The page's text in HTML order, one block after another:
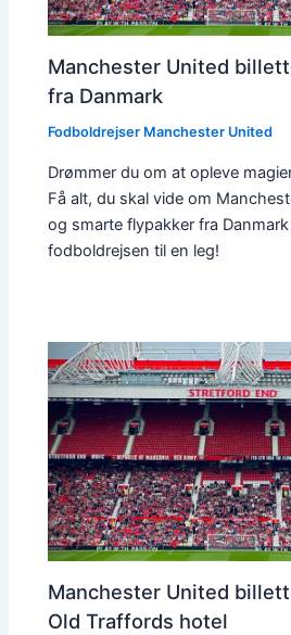
Manchester United
fra Danmark
Fodboldrejser Manchester United
Drømmer du om at opleve
Få alt, du skal vide om
og smarte flypakker fra
fodboldrejsen til en leg!
Manchester United
Old Traffords hotel